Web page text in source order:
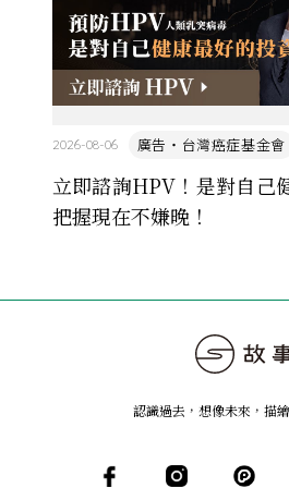
立即諮詢HPV！是對自己
把握現在不嫌晚！
廣告・台灣癌症基金會
2026-08-06
認識過去，想像未來 ， 描